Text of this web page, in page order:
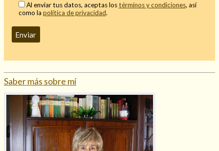
Al enviar tus datos, aceptas lostérminos y condiciones, así
como la política de privacidad.
Saber más sobre mí